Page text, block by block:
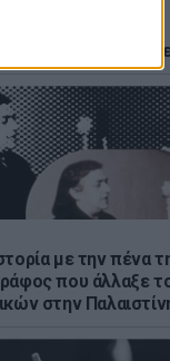
και παραμένει
με την πένα
που άλλαξε
στην